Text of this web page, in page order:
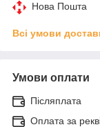
Нова Пошта
Всі умови
Умови оплати
Післяплата
Оплата за